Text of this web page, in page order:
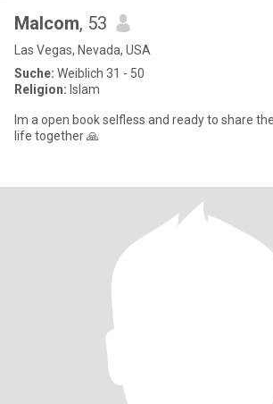
Malcom, 53
Las Vegas, Nevada, USA
Suche: Weiblich 31 - 50
Religion: Islam
Im a open book selfless and ready to share
life together 🙏